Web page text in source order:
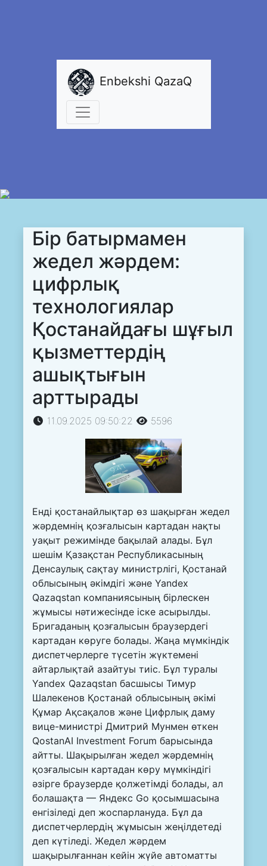
Enbekshi QazaQ
Бір батырмамен
жедел жәрдем:
цифрлық
технологиялар
Қостанайдағы шұғыл
қызметтердің
ашықтығын
арттырады
11.09.2025 09:50:22 5596
Енді қостанайлықтар өз шақырған жедел
жәрдемнің қозғалысын картадан нақты
уақыт режимінде бақылай алады. Бұл
шешім Қазақстан Республикасының
Денсаулық сақтау министрлігі, Қостанай
облысының әкімдігі және Yandex
Qazaqstan компаниясының бірлескен
жұмысы нәтижесінде іске асырылды.
Бригаданың қозғалысын браузердегі
картадан көруге болады. Жаңа мүмкіндік
диспетчерлерге түсетін жүктемені
айтарлықтай азайтуы тиіс. Бұл туралы
Yandex Qazaqstan басшысы Тимур
Шалекенов Қостанай облысының әкімі
Құмар Ақсақалов және Цифрлық даму
вице-министрі Дмитрий Мунмен өткен
QostanAI Investment Forum барысында
айтты. Шақырылған жедел жәрдемнің
қозғалысын картадан көру мүмкіндігі
әзірге браузерде қолжетімді болады, ал
болашақта — Яндекс Go қосымшасына
енгізіледі деп жоспарлануда. Бұл да
диспетчерлердің жұмысын жеңілдетеді
деп күтіледі. Жедел жәрдем
шақырылғаннан кейін жүйе автоматты